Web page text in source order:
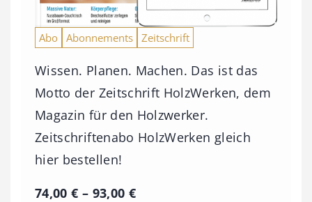
Abo Abonnements Zeitschrift
Wissen. Planen. Machen. Das ist das
Motto der Zeitschrift HolzWerken, dem
Magazin für den Holzwerker.
Zeitschriftenabo HolzWerken gleich
hier bestellen!
74,00€ – 93,00 €P